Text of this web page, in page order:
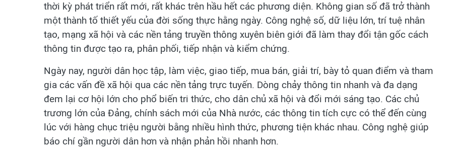
thời kỳ phát triển rất mới, rất khác trên hầu hết các phương diện. Không gian số đã trở thành
một thành tố thiết yếu của đời sống thực hằng ngày. Công nghệ số, dữ liệu lớn, trí tuệ nhân
tạo, mạng xã hội và các nền tảng truyền thông xuyên biên giới đã làm thay đổi tận gốc cách
thông tin được tạo ra, phân phối, tiếp nhận và kiểm chứng.
Ngày nay, người dân học tập, làm việc, giao tiếp, mua bán, giải trí, bày tỏ quan điểm và tham
gia các vấn đề xã hội qua các nền tảng trực tuyến. Dòng chảy thông tin nhanh và đa dạng
đem lại cơ hội lớn cho phổ biến tri thức, cho dân chủ xã hội và đổi mới sáng tạo. Các chủ
trương lớn của Đảng, chính sách mới của Nhà nước, các thông tin tích cực có thể đến cùng
lúc với hàng chục triệu người bằng nhiều hình thức, phương tiện khác nhau. Công nghệ giúp
báo chí gần người dân hơn và nhận phản hồi nhanh hơn.